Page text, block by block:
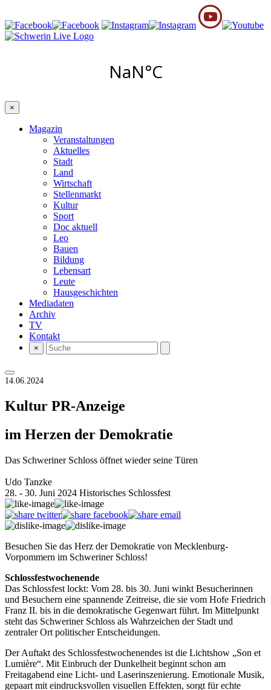
×
Magazin
Veranstaltungen
Aktuelles
Stadt
Land
Wirtschaft
Stellenmarkt
Kultur
Sport
Doc aktuell
Leo
Bauen
Bildung
Lebensart
Leute
Hausgeschichten
Mediadaten
Archiv
TV
Kontakt
×
14.06.2024
Kultur PR-Anzeige
im Herzen der Demokratie
Das Schweriner Schloss öffnet wieder seine Türen
Udo Tanzke
28. - 30. Juni 2024 Historisches Schlossfest
Besuchen Sie das Herz der Demokratie von Mecklenburg-
Vorpommern im Schweriner Schloss!
Schlossfestwochenende
Das Schlossfest lockt: Vom 28. bis 30. Juni winkt Besucherinnen
und Besuchern eine spannende Zeitreise, die sie vom Hofe Friedrich
Franz II. bis in die demokratische Gegenwart führt. Im Mittelpunkt
steht das Schweriner Schloss als Wahrzeichen der Stadt und
zentraler Ort politischer Entscheidungen.
Der Auftakt des Schlossfestwochenendes ist die Lichtshow „Son et
Lumière“. Mit Einbruch der Dunkelheit beginnt schon am
Freitagabend eine Licht- und Laserinszenierung. Emotionale Musik,
gepaart mit eindrucksvollen visuellen Effekten, sorgt für echte